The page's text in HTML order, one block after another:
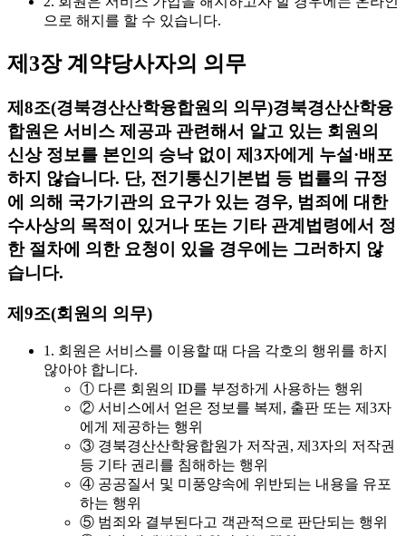
으로 해지를 할 수 있습니다.
제3장 계약당사자의 의무
제8조(경북경산산학융합원의 의무)경북경산산학융
합원은 서비스 제공과 관련해서 알고 있는 회원의
신상 정보를 본인의 승낙 없이 제3자에게 누설·배포
하지 않습니다. 단, 전기통신기본법 등 법률의 규정
에 의해 국가기관의 요구가 있는 경우, 범죄에 대한
수사상의 목적이 있거나 또는 기타 관계법령에서 정
한 절차에 의한 요청이 있을 경우에는 그러하지 않
습니다.
제9조(회원의 의무)
1. 회원은 서비스를 이용할 때 다음 각호의 행위를 하지
않아야 합니다.
① 다른 회원의 ID를 부정하게 사용하는 행위
② 서비스에서 얻은 정보를 복제, 출판 또는 제3자
에게 제공하는 행위
③ 경북경산산학융합원가 저작권, 제3자의 저작권
등 기타 권리를 침해하는 행위
④ 공공질서 및 미풍양속에 위반되는 내용을 유포
하는 행위
⑤ 범죄와 결부된다고 객관적으로 판단되는 행위